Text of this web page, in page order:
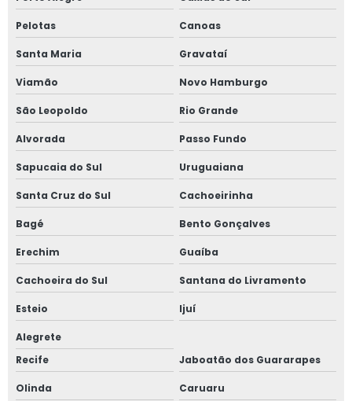
Empresa especializada inspeção programada
Empresa que faz inspeção programada
Valor inspeção programada
máquinas
Soluções de segurança em equipamentos
Empresa de soluções de segurança em equipamentos
Soluções de segurança em equipamentos industriais
Soluções de segurança em equipamentos agrícolas
Soluções de segurança em equipamentos de soldas
Soluções de segurança em máquinas
Empresa de soluções de segurança em máquinas
Pelotas Canoas
Santa Maria Gravataí
Viamão Novo Hamburgo
São Leopoldo Rio Grande
Alvorada Passo Fundo
Sapucaia do Sul Uruguaiana
Santa Cruz do Sul Cachoeirinha
Bagé Bento Gonçalves
Erechim Guaíba
Cachoeira do Sul Santana do Livramento
Esteio Ijuí
Alegrete
Recife
Jaboatão dos Guararapes
Olinda Caruaru